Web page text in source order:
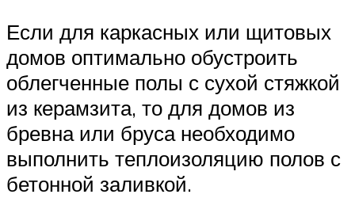
Если для каркасных или щитовых
домов оптимально обустроить
облегченные полы с сухой стяжкой
из керамзита, то для домов из
бревна или бруса необходимо
выполнить теплоизоляцию полов с
бетонной заливкой.